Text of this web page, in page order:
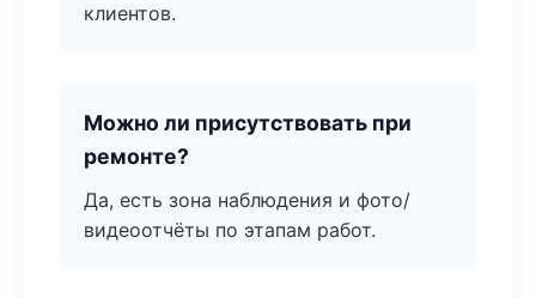
клиентов.
Можно ли присутствовать при
ремонте?
Да, есть зона наблюдения и фото/
видеоотчёты по этапам работ.